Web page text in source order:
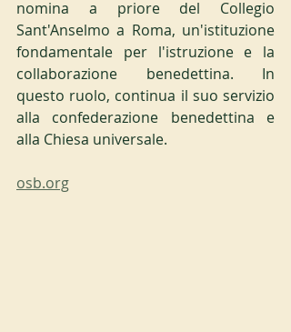
nomina a priore del Collegio
Sant'Anselmo a Roma, un'istituzione
fondamentale per l'istruzione e la
collaborazione benedettina. In
questo ruolo, continua il suo servizio
alla confederazione benedettina e
alla Chiesa universale.
osb.org